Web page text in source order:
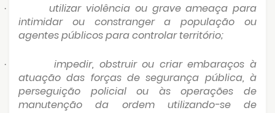
·
utilizar violência ou grave ameaça para
intimidar ou constranger a população ou
agentes públicos para controlar território;
·
impedir, obstruir ou criar embaraços à
atuação das forças de segurança pública, à
perseguição policial ou às operações de
manutenção da ordem utilizando-se de